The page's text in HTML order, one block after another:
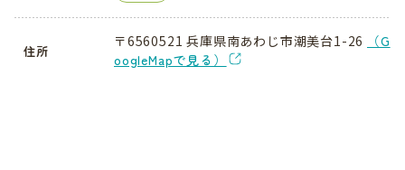
住所
〒6560521 兵庫県南あわじ市潮美台1-26
（G
oogleMapで見る）